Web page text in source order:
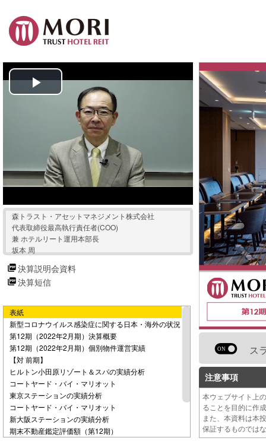
P
y
V
i
d
e
o
森トラスト・アセットマネジメント株式会社
代表取締役最高執行責任者(COO)
兼 ホテルリート運用本部長
坂本 周
決算説明会資料
決算短信
表紙
新型コロナウイルス感染症に関する日本・海外の状況
第12期（2022年2月期）決算概要
第12期（2022年2月期）個別物件運営実績
【対 前期】
ヒルトン小田原リゾート＆スパの実績分析
コートヤード・バイ・マリオット
東京ステーションの実績分析
コートヤード・バイ・マリオット
新大阪ステーションの実績分析
期末不動産鑑定評価額（第12期）
ス
注意事項
本ウェブサイト上
ることを目的に作
また、本資料は本
保証するものでは